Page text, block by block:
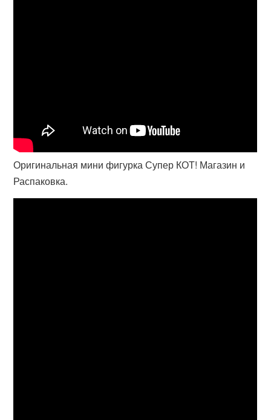
Оригинальная мини фигурка Супер КОТ! Магазин и
Распаковка.